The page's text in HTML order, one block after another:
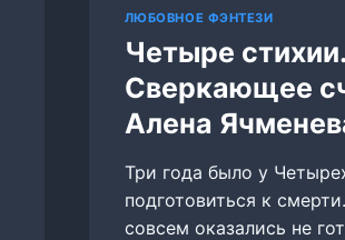
ЛЮБОВНОЕ ФЭНТЕЗИ
Четыре стихии.
Сверкающее
Алена
Три года было у
подготовиться к
совсем оказались не